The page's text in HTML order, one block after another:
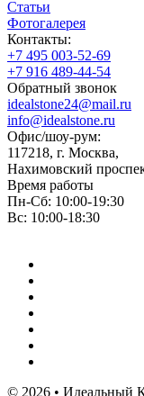
Статьи
Фотогалерея
Контакты:
+7 495 003-52-69
+7 916 489-44-54
Обратный звонок
idealstone24@mail.ru
info@idealstone.ru
Офис/шоу-рум:
117218, г. Москва,
Нахимовский
Время работы
Пн-Сб: 10:00-19:30
Вс: 10:00-18:30
© 2026 • Идеальный